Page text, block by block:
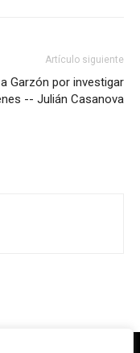
Artículo siguiente
Garzón por investigar
-- Julián Casanova